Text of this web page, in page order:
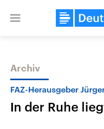
Close
Themen
Archiv
FAZ-Herausgeber
In der Ruhe